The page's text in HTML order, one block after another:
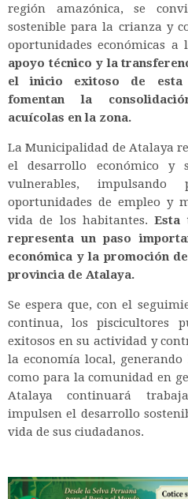
región amazónica, se
sostenible para la crianza y
oportunidades económicas a
apoyo técnico y la
el inicio exitoso de esta
fomentan la
acuícolas en la zona.
La Municipalidad de Atalaya
el desarrollo económico y
vulnerables, impulsando
oportunidades de empleo y
vida de los habitantes.Esta
representa un paso
económica y la promoción
provincia de Atalaya.
Se espera que, con el
continua, los piscicultores
exitosos en su actividad y
la economía local,
como para la comunidad en
Atalaya continuará
impulsen el desarrollo
vida de sus ciudadanos.